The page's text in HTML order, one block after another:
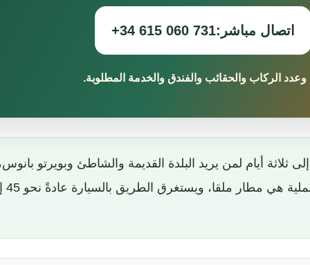
اتصال مباشر:+34 615 060 731
الركاب والحقائب والفندق والخدمة المطلوبة.
ثلاثة أيام لمن يريد البلدة القديمة والشاطئ وبويرتو